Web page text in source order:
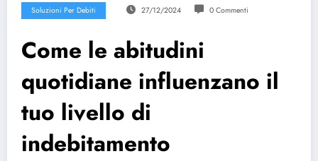
Soluzioni Per Debiti 27/12/2024 0 Commenti
Come le abitudini
quotidiane influenzano il
tuo livello di
indebitamento